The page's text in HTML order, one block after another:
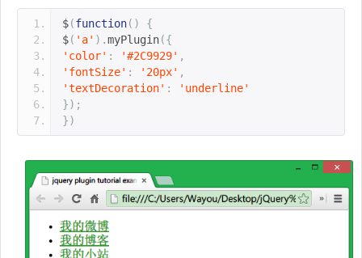
$(function()
{
$( 'a' ).myPlugin({
'color' : '#2C9929' ,
'fontSize' : '20px' ,
'textDecoration' :
'underline'
});
})